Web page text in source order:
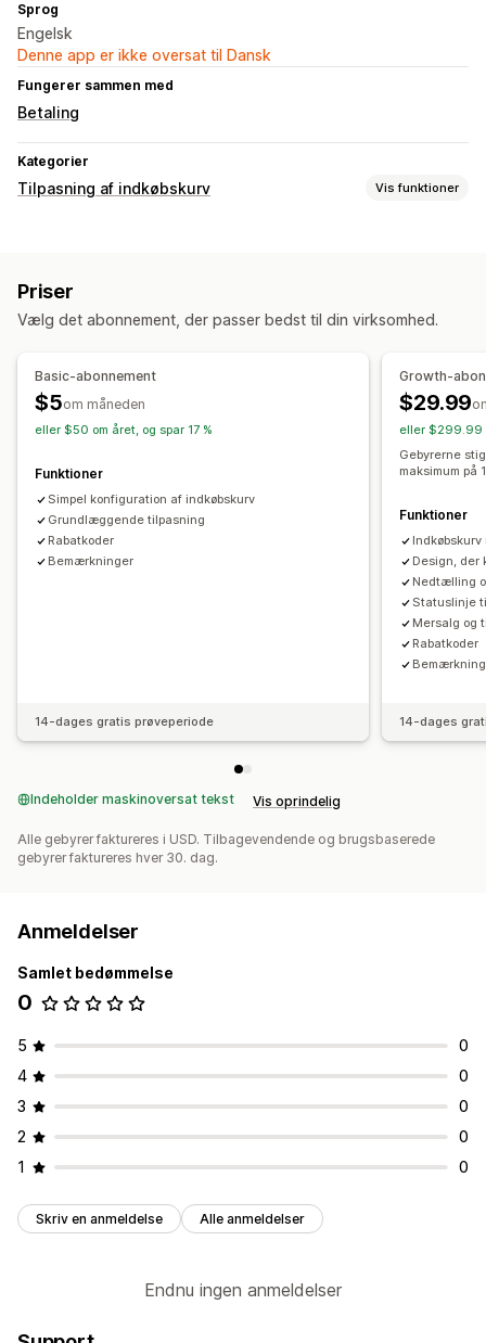
Sprog
Engelsk
Denne app er ikke oversat til Dansk
Fungerer sammen med
Betaling
Kategorier
Tilpasning af indkøbskurv Vis funktioner
Tilpasset HTML
Gaveindpakning Dynamisk på mobil Indkøbskurvskuffe
Nedtællingsure
Mersalg
Ofte købt sammen
Leveringsbjælke
Niveaudelte belønninger
Tilpasning af betalingsflow
Priser
Vælg det abonnement, der passer bedst til din virksomhed.
Basic-abonnement
$5om måneden
eller $50 om året, og spar 17 %
Funktioner
Simpel konfiguration af indkøbskurv
Grundlæggende tilpasning
Rabatkoder
Bemærkninger
14-dages gratis prøveperiode
Growth-
$29.99
eller $299.99
Gebyrerne
maksimum på
Funktioner
Design, der
Nedtælling
Statuslinje
Mersalg og
Rabatkoder
14-dages
Indeholder maskinoversat tekst Vis oprindelig
Alle gebyrer faktureres i USD. Tilbagevendende og brugsbaserede
gebyrer faktureres hver 30. dag.
Anmeldelser
Samlet bedømmelse
0
5
0
4
0
3
0
2
0
1
0
Skriv en anmeldelse Alle anmeldelser
Endnu ingen anmeldelser